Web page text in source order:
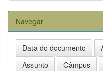
Navegar